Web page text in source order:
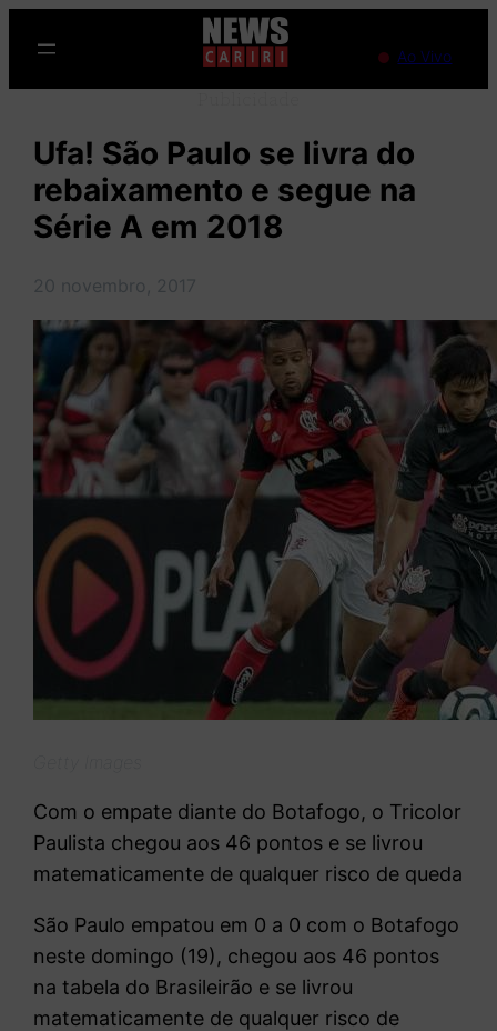
para
o
Ao Vivo
Ufa! São Paulo se livra do
rebaixamento e segue na
Série A em 2018
20 novembro, 2017
Com o empate diante do Botafogo, o Tricolor
Paulista chegou aos 46 pontos e se livrou
matematicamente de qualquer risco de queda
São Paulo empatou em 0 a 0 com o Botafogo
neste domingo (19), chegou aos 46 pontos
na tabela do Brasileirão e se livrou
matematicamente de qualquer risco de